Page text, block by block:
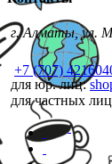
г. Алматы, ул.
+7 (707)
для юр. лиц:
для частных